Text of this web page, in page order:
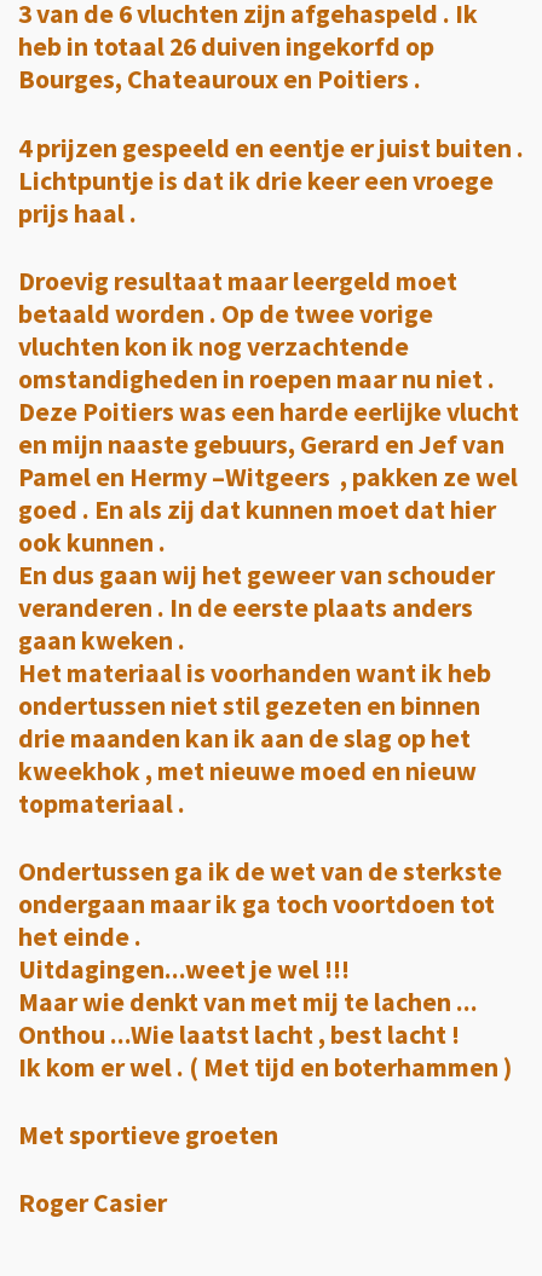
3 van de 6 vluchten zijn afgehaspeld . Ik
heb in totaal 26 duiven ingekorfd op
Bourges, Chateauroux en Poitiers .
4 prijzen gespeeld en eentje er juist buiten .
Lichtpuntje is dat ik drie keer een vroege
prijs haal .
Droevig resultaat maar leergeld moet
betaald worden . Op de twee vorige
vluchten kon ik nog verzachtende
omstandigheden in roepen maar nu niet .
Deze Poitiers was een harde eerlijke vlucht
en mijn naaste gebuurs, Gerard en Jef van
Pamel en Hermy –Witgeers , pakken ze wel
goed . En als zij dat kunnen moet dat hier
ook kunnen .
En dus gaan wij het geweer van schouder
veranderen . In de eerste plaats anders
gaan kweken .
Het materiaal is voorhanden want ik heb
ondertussen niet stil gezeten en binnen
drie maanden kan ik aan de slag op het
kweekhok , met nieuwe moed en nieuw
topmateriaal .
Ondertussen ga ik de wet van de sterkste
ondergaan maar ik ga toch voortdoen tot
het einde .
Uitdagingen...weet je wel !!!
Maar wie denkt van met mij te lachen ...
Onthou ...Wie laatst lacht , best lacht !
Ik kom er wel . ( Met tijd en boterhammen )
Met sportieve groeten
Roger Casier